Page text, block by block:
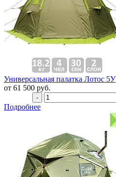
Универсальная палатка Лотос 5У
от 61 500 руб.
Подробнее